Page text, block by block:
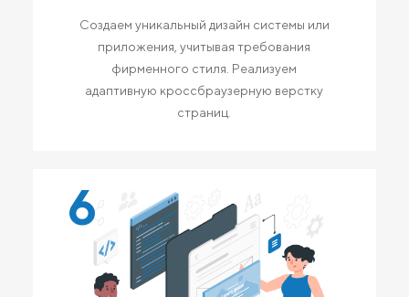
Создаем уникальный дизайн системы или
приложения, учитывая требования
фирменного стиля. Реализуем
адаптивную кроссбраузерную верстку
страниц.
6